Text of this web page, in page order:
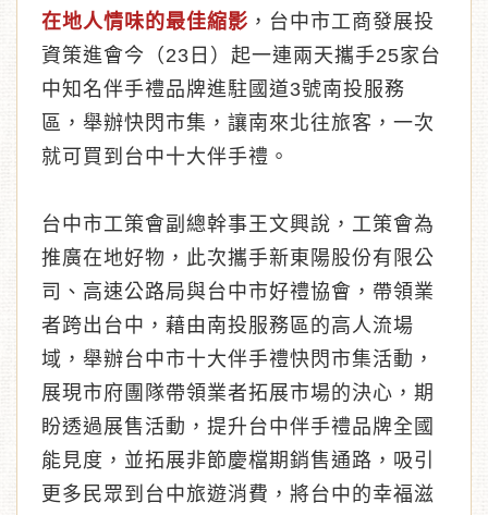
在地人情味的最佳縮影 ，台中市工商發展投
資策進會今（23日）起一連兩天攜手25家台
中知名伴手禮品牌進駐國道3號南投服務
區，舉辦快閃市集，讓南來北往旅客，一次
就可買到台中十大伴手禮。
台中市工策會副總幹事王文興說，工策會為
推廣在地好物，此次攜手新東陽股份有限公
司、高速公路局與台中市好禮協會，帶領業
者跨出台中，藉由南投服務區的高人流場
域，舉辦台中市十大伴手禮快閃市集活動，
展現市府團隊帶領業者拓展市場的決心，期
盼透過展售活動，提升台中伴手禮品牌全國
能見度，並拓展非節慶檔期銷售通路，吸引
更多民眾到台中旅遊消費，將台中的幸福滋